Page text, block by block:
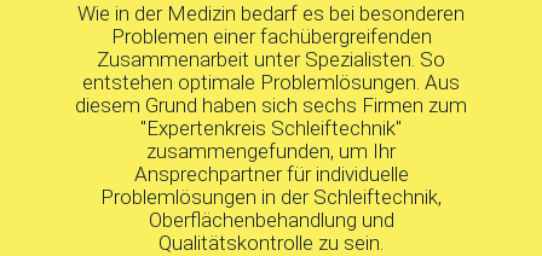
Wie in der Medizin bedarf es bei besonderen
Problemen einer fachübergreifenden
Zusammenarbeit unter Spezialisten. So
entstehen optimale Problemlösungen. Aus
diesem Grund haben sich sechs Firmen zum
"Expertenkreis Schleiftechnik"
zusammengefunden, um Ihr
Ansprechpartner für individuelle
Problemlösungen in der Schleiftechnik,
Oberflächenbehandlung und
Qualitätskontrolle zu sein.